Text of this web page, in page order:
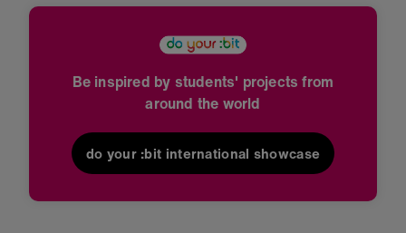
Be inspired by students' projects from
around the world
do your :bit international showcase